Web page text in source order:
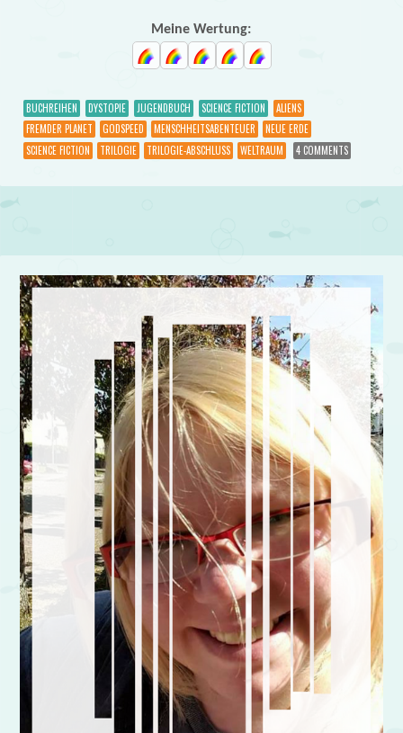
Meine Wertung:
BUCHREIHEN DYSTOPIE JUGENDBUCH SCIENCE FICTION
ALIENS
FREMDER PLANET
GODSPEED MENSCHHEITSABENTEUER
NEUE ERDE
SCIENCE FICTION
TRILOGIE TRILOGIE-ABSCHLUSS WELTRAUM 4 COMMENTS
Post navigation